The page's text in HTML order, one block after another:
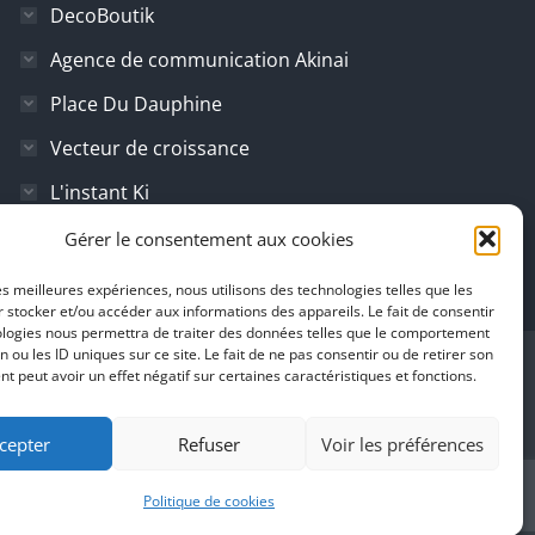
Gérer le consentement aux cookies
meilleures expériences, nous utilisons des technologies telles que les
stocker et/ou accéder aux informations des appareils. Le fait de consentir
nous permettra de traiter des données telles que le comportement
ou les ID uniques sur ce site. Le fait de ne pas consentir ou de retirer son
peut avoir un effet négatif sur certaines caractéristiques et fonctions.
Refuser Voir les préférences
Politique de cookies
DecoBoutik
Agence de communication Akinai
Place Du Dauphine
Vecteur de croissance
L'instant Ki
Il parlent de vous